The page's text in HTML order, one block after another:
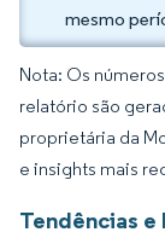
mesmo
Nota: Os
relatório são
proprietária da
e insights mais
Tendências